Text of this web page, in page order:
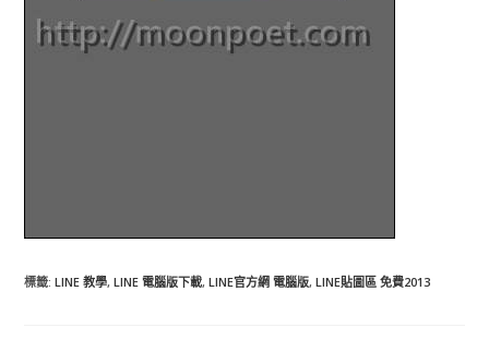
標籤:LINE 教學, LINE 電腦版下載, LINE官方網 電腦版, LINE貼圖區 免費2013